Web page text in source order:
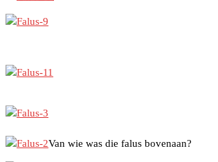
Van wie was die falus bovenaan?